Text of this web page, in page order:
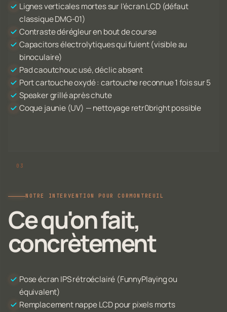
Lignes verticales mortes sur l'écran LCD (défaut
classique DMG-01)
Contraste dérégleur en bout de course
Capacitors électrolytiques qui fuient (visible au
binoculaire)
Pad caoutchouc usé, déclic absent
Port cartouche oxydé : cartouche reconnue 1 fois sur 5
Speaker grillé après chute
Coque jaunie (UV) — nettoyage retr0bright possible
NOTRE INTERVENTION POUR CORMONTREUIL
Ce qu'on fait,
concrètement
Pose écran IPS rétroéclairé (FunnyPlaying ou
équivalent)
Remplacement nappe LCD pour pixels morts